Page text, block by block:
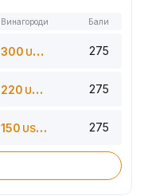
Винагороди Бали
300 USDT 275
220 USDT 275
150 USDT 275